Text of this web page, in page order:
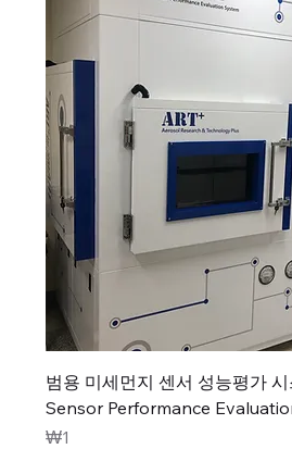
범용 미세먼지 센서 성능평가
Sensor Performance
가격
₩1